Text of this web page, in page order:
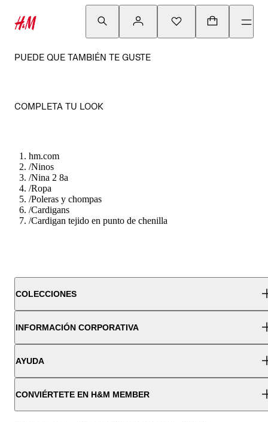
PUEDE QUE TAMBIÉN TE GUSTE
COMPLETA TU LOOK
hm.com
/Ninos
/Nina 2 8a
/Ropa
/Poleras y chompas
/Cardigans
/Cardigan tejido en punto de chenilla
COLECCIONES
INFORMACIÓN CORPORATIVA
AYUDA
CONVIÉRTETE EN H&M MEMBER